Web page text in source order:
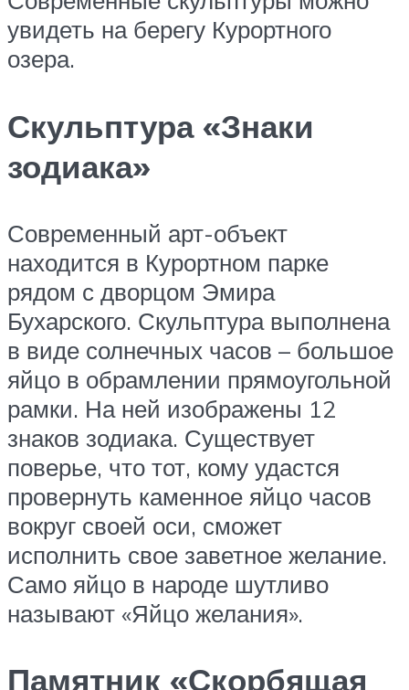
увидеть на берегу Курортного
озера.
Скульптура «Знаки
зодиака»
Современный арт-объект
находится в Курортном парке
рядом с дворцом Эмира
Бухарского. Скульптура выполнена
в виде солнечных часов – большое
яйцо в обрамлении прямоугольной
рамки. На ней изображены 12
знаков зодиака. Существует
поверье, что тот, кому удастся
провернуть каменное яйцо часов
вокруг своей оси, сможет
исполнить свое заветное желание.
Само яйцо в народе шутливо
называют «Яйцо желания».
Памятник «Скорбящая